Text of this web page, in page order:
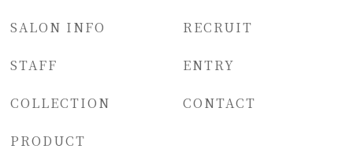
SALON INFO
STAFF
COLLECTION
PRODUCT
RECRUIT
ENTRY
CONTACT